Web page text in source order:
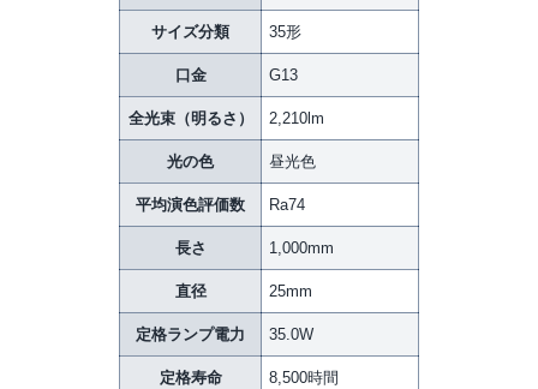
サイズ分類 35形
口金 G13
全光束（明るさ） 2,210lm
光の色 昼光色
平均演色評価数 Ra74
長さ 1,000mm
直径 25mm
定格ランプ電力 35.0W
定格寿命 8,500時間